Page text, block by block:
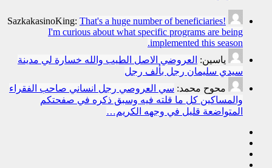
SazkakasinoKing: That's a huge number of beneficiaries!
I'm curious about what specific programs are being
implemented this season.
ياسين: العروضي الاصل الطيب والله خسارة لي مدينة
سيدي سليمان رجل بألف رجل
محوح محمد: سي العروصي رجل انساني صاحب الفقراء
والمساكين كل ما قلته فيه وسبق ذكره في صفحتكم
المتواضعة قليل في وجهه الكريم…